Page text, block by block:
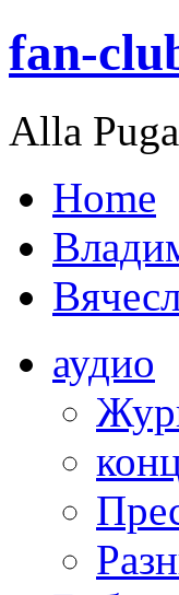
fan-
Alla
Home
аудио